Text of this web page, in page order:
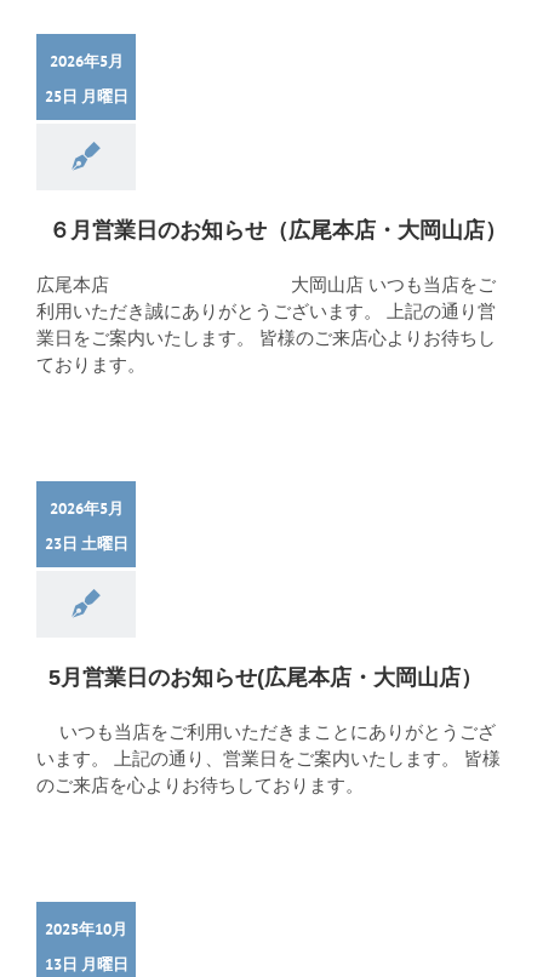
2026年5月
25日 月曜日
６月営業日のお知らせ（広尾本店・大岡山店）
広尾本店 大岡山店 いつも当店をご
利用いただき誠にありがとうございます。 上記の通り営
業日をご案内いたします。 皆様のご来店心よりお待ちし
ております。
2026年5月
23日 土曜日
5月営業日のお知らせ(広尾本店・大岡山店）
いつも当店をご利用いただきまことにありがとうござ
います。 上記の通り、営業日をご案内いたします。 皆様
のご来店を心よりお待ちしております。
2025年10月
13日 月曜日